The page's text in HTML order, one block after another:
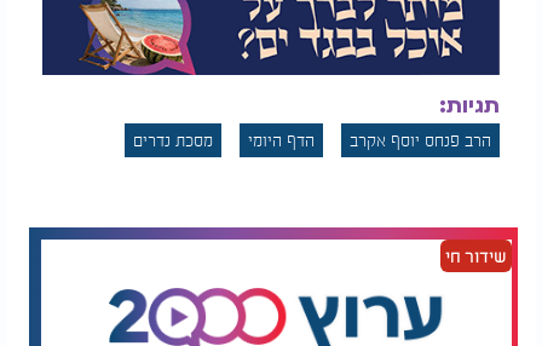
תגיות:
הרב פנחס יוסף אקרב הדף היומי מסכת נדרים
שידור חי